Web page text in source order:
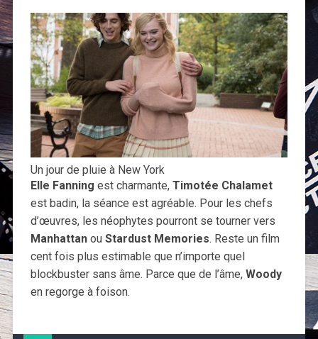
Un jour de pluie à New York
Elle Fanning est charmante, Timotée Chalamet
est badin, la séance est agréable. Pour les chefs
d’œuvres, les néophytes pourront se tourner vers
Manhattan ou Stardust Memories. Reste un film
cent fois plus estimable que n’importe quel
blockbuster sans âme. Parce que de l’âme, Woody
en regorge à foison.